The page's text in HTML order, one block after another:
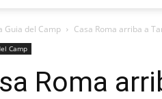
Guia del Camp Casa Roma arriba a
Camp
Roma